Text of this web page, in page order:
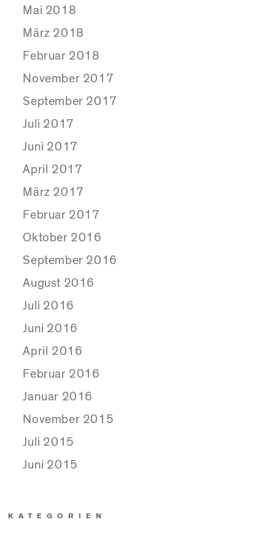
Mai 2018
März 2018
Februar 2018
November 2017
September 2017
Juli 2017
Juni 2017
April 2017
März 2017
Februar 2017
Oktober 2016
September 2016
August 2016
Juli 2016
Juni 2016
April 2016
Februar 2016
Januar 2016
November 2015
Juli 2015
Juni 2015
KATEGORIEN